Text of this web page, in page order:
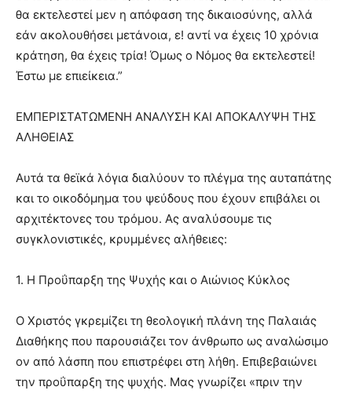
θα εκτελεστεί μεν η απόφαση της δικαιοσύνης, αλλά
εάν ακολουθήσει μετάνοια, ε! αντί να έχεις 10 χρόνια
κράτηση, θα έχεις τρία! Όμως ο Νόμος θα εκτελεστεί!
Έστω με επιείκεια.”
ΕΜΠΕΡΙΣΤΑΤΩΜΕΝΗ ΑΝΑΛΥΣΗ ΚΑΙ ΑΠΟΚΑΛΥΨΗ ΤΗΣ
ΑΛΗΘΕΙΑΣ
Αυτά τα θεϊκά λόγια διαλύουν το πλέγμα της αυταπάτης
και το οικοδόμημα του ψεύδους που έχουν επιβάλει οι
αρχιτέκτονες του τρόμου. Ας αναλύσουμε τις
συγκλονιστικές, κρυμμένες αλήθειες:
1. Η Προΰπαρξη της Ψυχής και ο Αιώνιος Κύκλος
Ο Χριστός γκρεμίζει τη θεολογική πλάνη της Παλαιάς
Διαθήκης που παρουσιάζει τον άνθρωπο ως αναλώσιμο
ον από λάσπη που επιστρέφει στη λήθη. Επιβεβαιώνει
την προΰπαρξη της ψυχής. Μας γνωρίζει «πριν την